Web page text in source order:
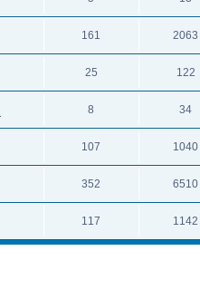
161 2063
25 122
8 34
107 1040
352 6510
117 1142